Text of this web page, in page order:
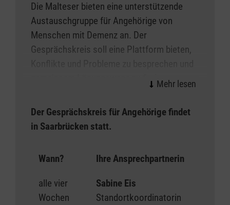
Die Malteser bieten eine unterstützende
Austauschgruppe für Angehörige von
Menschen mit Demenz an. Der
Gesprächskreis soll eine Plattform bieten,
gemeinsam Lösungswege zu finden.
widersprüchlich besetzten Gefühlen soll in
einem Gruppenklima der gegenseitigen
Der Gesprächskreis für Angehörige findet
in Saarbrücken statt.
Wann?
alle vier
Wochen
Ihre Ansprechpartnerin
Sabine Eis
Standortkoordinatorin